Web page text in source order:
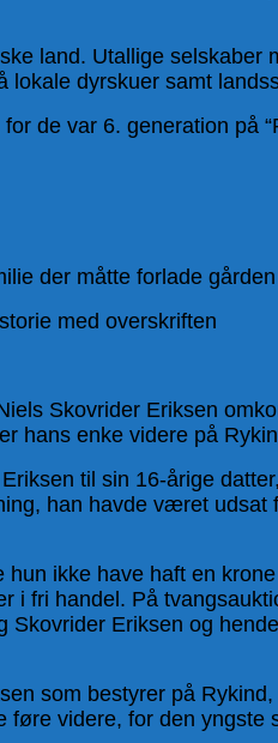
land. Utallige
dyrskuer samt
de var 6. generation på
der måtte forlade
med overskriften
Skovrider Eriksen
hans enke videre på
til sin 16-årige
han havde været
ikke have haft en
fri handel. På
Eriksen og
som bestyrer på
videre, for den